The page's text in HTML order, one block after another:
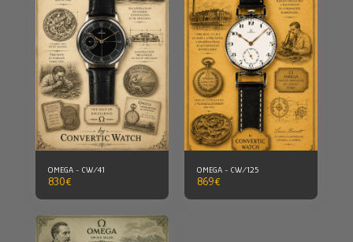
OMEGA - CW/41
830€
OMEGA - CW/125
869€